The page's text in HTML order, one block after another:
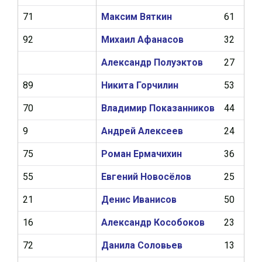
Максим Вяткин 61
Михаил Афанасов 32
Александр Полуэктов 27
Никита Горчилин 53
Владимир Показанников 44
Андрей Алексеев 24
Роман Ермачихин 36
Евгений Новосёлов 25
Денис Иванисов 50
Александр Кособоков 23
Данила Соловьев 13
71
92
89
70
9
75
55
21
16
72